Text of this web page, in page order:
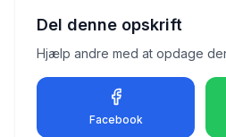
Del denne opskrift
Hjælp andre med at opdage
Facebook